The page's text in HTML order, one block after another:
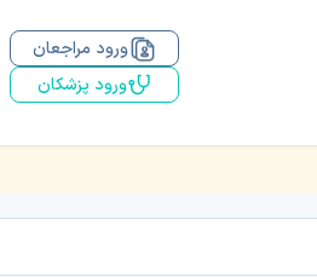
ورود مراجعان
ورود پزشکان